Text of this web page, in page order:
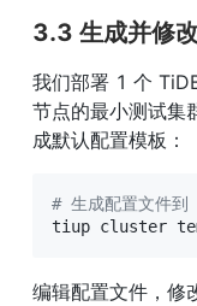
3.3 生成并修
我们部署 1 个
节点的最小测试集
成默认配置模板：
# 生成配置文件
tiup cluster
编辑配置文件，修